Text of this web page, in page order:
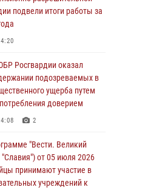
подвели итоги работы за
Росгвардии оказал
подозреваемых в
ущерба путем
доверием
2
"Вести. Великий
от 05 июля 2026
принимают участие в
учреждений к